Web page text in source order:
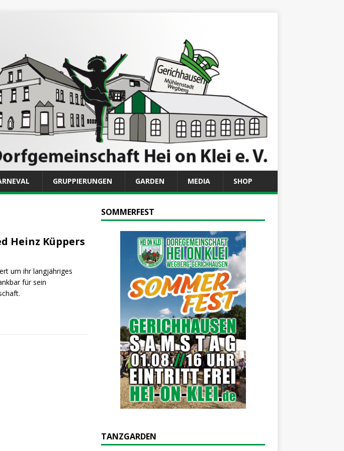
GRUPPIERUNGEN GARDEN MEDIA SHOP
Heinz Küppers
um ihr langjähriges
für sein
SOMMERFEST
TANZGARDEN